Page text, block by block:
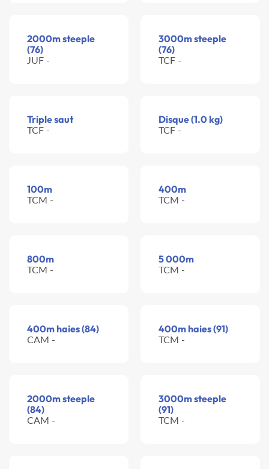
2000m steeple
(76)
JUF -
3000m steeple
(76)
TCF -
Triple saut
TCF -
Disque (1.0 kg)
TCF -
100m
TCM -
400m
TCM -
800m
TCM -
5 000m
TCM -
400m haies (84)
CAM -
400m haies (91)
TCM -
2000m steeple
(84)
CAM -
3000m steeple
(91)
TCM -